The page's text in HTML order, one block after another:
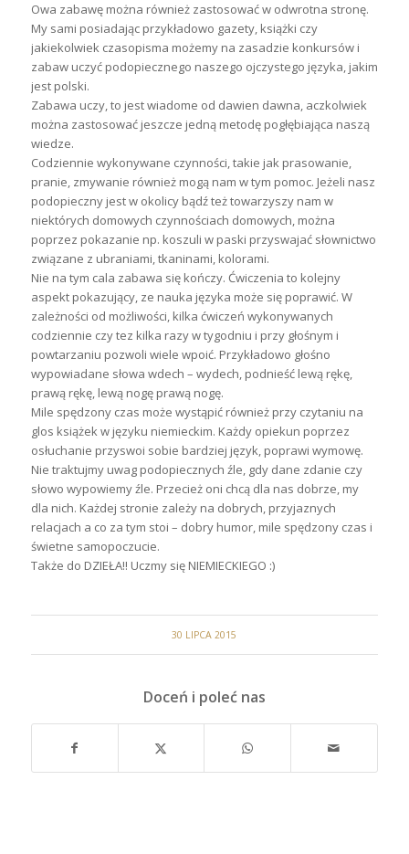
Owa zabawę można również zastosować w odwrotna stronę.
My sami posiadając przykładowo gazety, książki czy
jakiekolwiek czasopisma możemy na zasadzie konkursów i
zabaw uczyć podopiecznego naszego ojczystego języka, jakim
jest polski.
Zabawa uczy, to jest wiadome od dawien dawna, aczkolwiek
można zastosować jeszcze jedną metodę pogłębiająca naszą
wiedze.
Codziennie wykonywane czynności, takie jak prasowanie,
pranie, zmywanie również mogą nam w tym pomoc. Jeżeli nasz
podopieczny jest w okolicy bądź też towarzyszy nam w
niektórych domowych czynnościach domowych, można
poprzez pokazanie np. koszuli w paski przyswajać słownictwo
związane z ubraniami, tkaninami, kolorami.
Nie na tym cala zabawa się kończy. Ćwiczenia to kolejny
aspekt pokazujący, ze nauka języka może się poprawić. W
zależności od możliwości, kilka ćwiczeń wykonywanych
codziennie czy tez kilka razy w tygodniu i przy głośnym i
powtarzaniu pozwoli wiele wpoić. Przykładowo głośno
wypowiadane słowa wdech – wydech, podnieść lewą rękę,
prawą rękę, lewą nogę prawą nogę.
Mile spędzony czas może wystąpić również przy czytaniu na
glos książek w języku niemieckim. Każdy opiekun poprzez
osłuchanie przyswoi sobie bardziej język, poprawi wymowę.
Nie traktujmy uwag podopiecznych źle, gdy dane zdanie czy
słowo wypowiemy źle. Przecież oni chcą dla nas dobrze, my
dla nich. Każdej stronie zależy na dobrych, przyjaznych
relacjach a co za tym stoi – dobry humor, mile spędzony czas i
świetne samopoczucie.
Także do DZIEŁA!! Uczmy się NIEMIECKIEGO :)
30 LIPCA 2015
Doceń i poleć nas